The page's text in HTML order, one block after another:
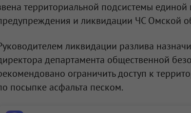
территориальной подсистемы единой
и ликвидации ЧС Омской
ликвидации разлива
департамента общественной
ограничить доступ к
посыпке асфальта песком.